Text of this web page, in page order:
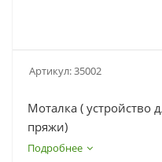
Артикул:35002
Моталка ( устройство
пряжи)
Подробнее